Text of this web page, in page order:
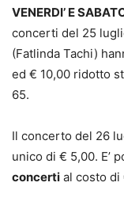
VENERDI’ E
concerti del 25
(Fatlinda Tachi)
ed € 10,00 ridotto
65.
Il concerto del 26
unico di € 5,00. E’
concerti al costo di